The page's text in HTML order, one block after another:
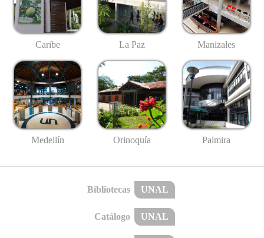
Caribe La Paz Manizales
Medellín Orinoquía Palmira
Bibliotecas UNAL
Catálogo UNAL